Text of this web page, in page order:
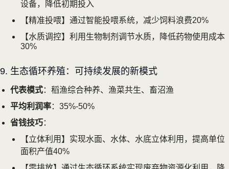
设备，降低初期投入
【精准投喂】通过智能投喂系统，减少饲料浪费20%
【水质调控】利用生物制剂调节水质，降低药物使用成本
30%
9. 生态循环养殖：可持续发展的新模式
代表模式：稻渔综合种养、渔菜共生、畜沼渔
平均利润率：35%-50%
省钱技巧：
【立体利用】实现水面、水体、水底立体利用，提高单位
面积产值40%